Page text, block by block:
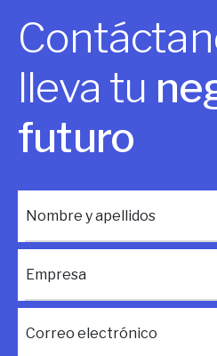
lleva tu
futuro
Nombre y apellidos
Empresa
Correo electrónico